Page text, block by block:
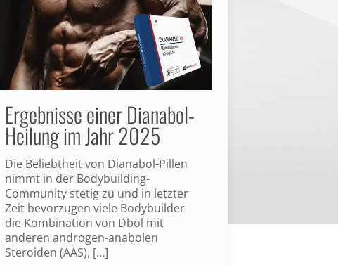
Ergebnisse einer Dianabol-
Heilung im Jahr 2025
Die Beliebtheit von Dianabol-Pillen
nimmt in der Bodybuilding-
Community stetig zu und in letzter
Zeit bevorzugen viele Bodybuilder
die Kombination von Dbol mit
anderen androgen-anabolen
Steroiden (AAS), […]